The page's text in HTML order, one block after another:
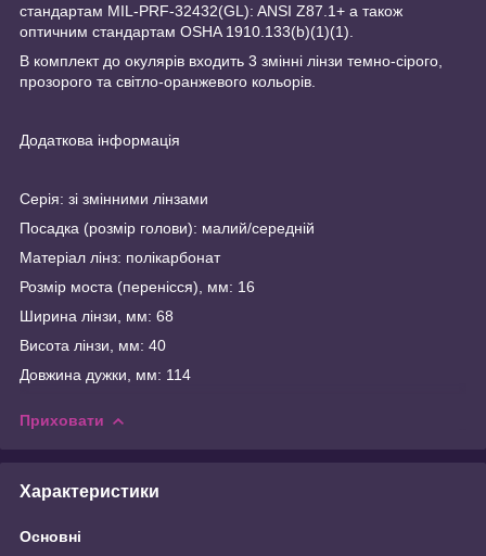
стандартам MIL-PRF-32432(GL): ANSI Z87.1+ а також
оптичним стандартам OSHA 1910.133(b)(1)(1).
В комплект до окулярів входить 3 змінні лінзи темно-сірого,
прозорого та світло-оранжевого кольорів.
Додаткова інформація
Серія: зі змінними лінзами
Посадка (розмір голови): малий/середній
Матеріал лінз: полікарбонат
Розмір моста (перенісся), мм: 16
Ширина лінзи, мм: 68
Висота лінзи, мм: 40
Довжина дужки, мм: 114
Приховати
Характеристики
Основні